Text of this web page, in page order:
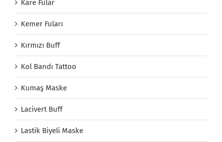
Kare Fular
Kemer Fuları
Kırmızı Buff
Kol Bandı Tattoo
Kumaş Maske
Lacivert Buff
Lastik Biyeli Maske